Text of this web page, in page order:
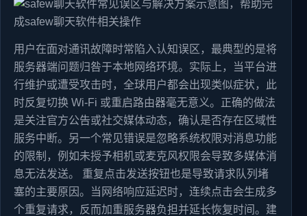
用户在面对通讯故障时常陷入认知误区，最典型的是将
服务器端问题归咎于本地网络环境。实际上，当平台进
行维护或遭受攻击时，全球用户都会出现类似症状，此
时反复切换 Wi-Fi 或重启路由器毫无意义。正确的做法
是关注官方公告或社交媒体动态，确认是否存在区域性
服务中断。另一个常见错误是忽略系统权限对消息功能
的限制，例如未授予相机或麦克风权限会导致多媒体消
息无法发送。 重复点击发送按钮也是导致请求队列堵
塞的主要原因。当网络响应延迟时，连续点击会生成多
个重复请求，反而加重服务器负担并延长恢复时间。建